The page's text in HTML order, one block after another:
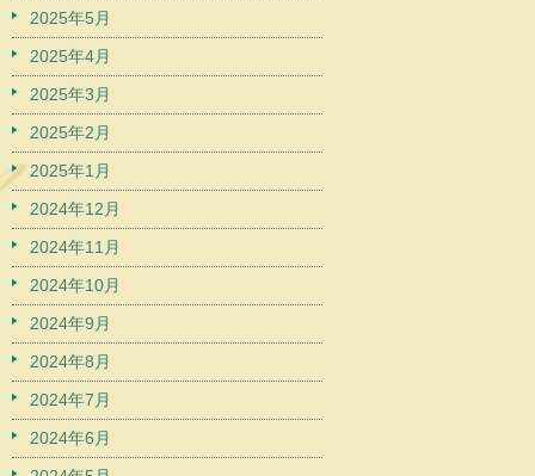
2025年5月
2025年4月
2025年3月
2025年2月
2025年1月
2024年12月
2024年11月
2024年10月
2024年9月
2024年8月
2024年7月
2024年6月